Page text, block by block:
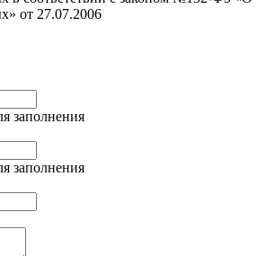
от 27.07.2006
заполнения
заполнения